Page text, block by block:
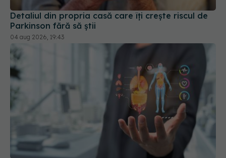
Detaliul din propria casă care îți crește riscul de
Parkinson fără să știi
04 aug 2026, 19:43